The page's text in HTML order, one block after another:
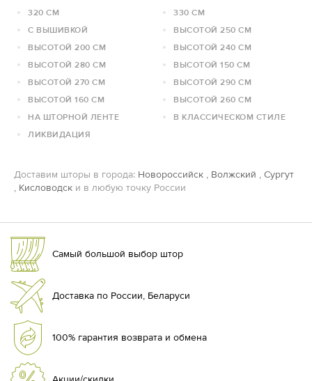
320 СМ
330 СМ
С ВЫШИВКОЙ
ВЫСОТОЙ 250 СМ
ВЫСОТОЙ 200 СМ
ВЫСОТОЙ 240 СМ
ВЫСОТОЙ 280 СМ
ВЫСОТОЙ 150 СМ
ВЫСОТОЙ 270 СМ
ВЫСОТОЙ 290 СМ
ВЫСОТОЙ 160 СМ
ВЫСОТОЙ 260 СМ
НА ШТОРНОЙ ЛЕНТЕ
В КЛАССИЧЕСКОМ СТИЛЕ
ЛИКВИДАЦИЯ
Доставим шторы в города: Новороссийск , Волжский , Сургут
, Кисловодск и в любую точку России
Самый большой выбор штор
Доставка по России, Беларуси
100% гарантия возврата и обмена